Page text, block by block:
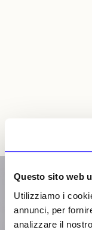
Questo sito web
Utilizziamo i
annunci, per
analizzare il